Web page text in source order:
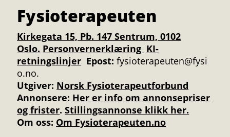
Fysioterapeuten
Kirkegata 15, Pb. 147 Sentrum, 0102
Oslo. Personvernerklæring KI-
retningslinjer Epost: fysioterapeuten@fysi
o.no.
Utgiver: Norsk Fysioterapeutforbund
Annonsere: Her er info om annonsepriser
og frister.Stillingsannonse klikk her.
Om oss: Om Fysioterapeuten.no